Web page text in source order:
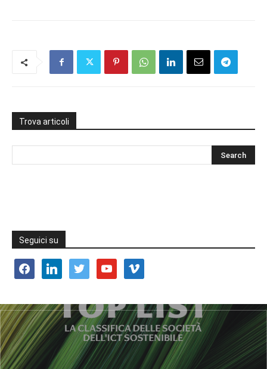
Trova articoli
Seguici su
facebooklinkedin twitter youtube vimeo